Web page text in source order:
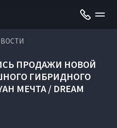
ПРОДАЖИ НОВОЙ
ГИБРИДНОГО
МЕЧТА / DREAM